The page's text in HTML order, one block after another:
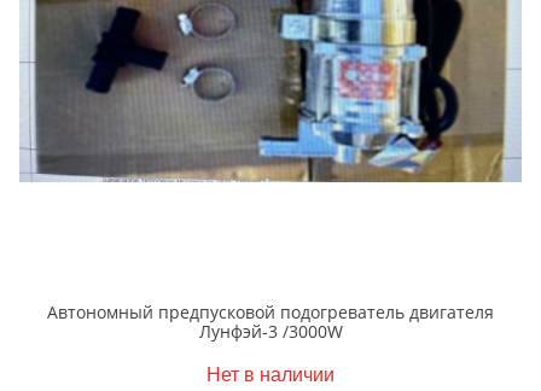
Автономный предпусковой подогреватель двигателя
Лунфэй-3 /3000W
Нет в наличии